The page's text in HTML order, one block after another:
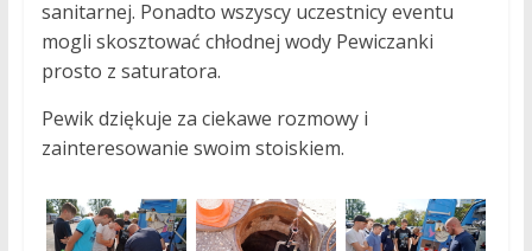
sanitarnej. Ponadto wszyscy uczestnicy eventu
mogli skosztować chłodnej wody Pewiczanki
prosto z saturatora.
Pewik dziękuje za ciekawe rozmowy i
zainteresowanie swoim stoiskiem.